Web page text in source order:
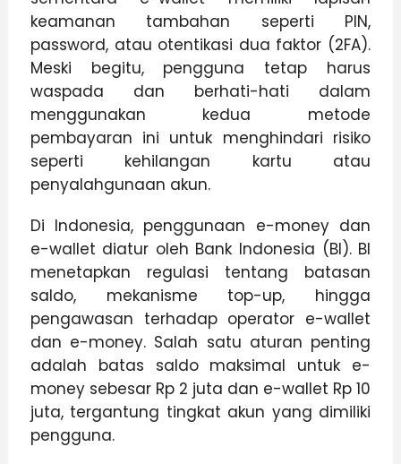
keamanan tambahan seperti PIN,
password, atau otentikasi dua faktor (2FA).
Meski begitu, pengguna tetap harus
waspada dan berhati-hati dalam
menggunakan kedua metode
pembayaran ini untuk menghindari risiko
seperti kehilangan kartu atau
penyalahgunaan akun.
Di Indonesia, penggunaan e-money dan
e-wallet diatur oleh Bank Indonesia (BI). BI
menetapkan regulasi tentang batasan
saldo, mekanisme top-up, hingga
pengawasan terhadap operator e-wallet
dan e-money. Salah satu aturan penting
adalah batas saldo maksimal untuk e-
money sebesar Rp 2 juta dan e-wallet Rp 10
juta, tergantung tingkat akun yang dimiliki
pengguna.